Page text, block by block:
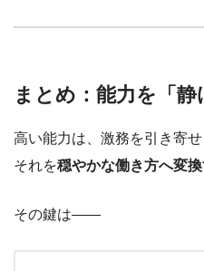
まとめ：能力を「
高い能力は、激務を引き寄せ
それを穏やかな働き方へ変
その鍵は――